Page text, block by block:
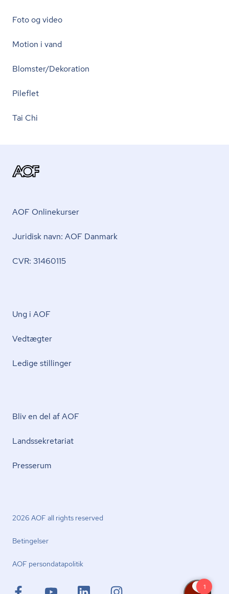
Foto og video
Motion i vand
Blomster/Dekoration
Pileflet
Tai Chi
AOF Onlinekurser
Juridisk navn: AOF Danmark
CVR: 31460115
Ung i AOF
Vedtægter
Ledige stillinger
Bliv en del af AOF
Lands­se­kre­ta­ri­at
Presserum
2026 AOF all rights reserved
Betingelser
AOF per­son­da­ta­po­li­tik